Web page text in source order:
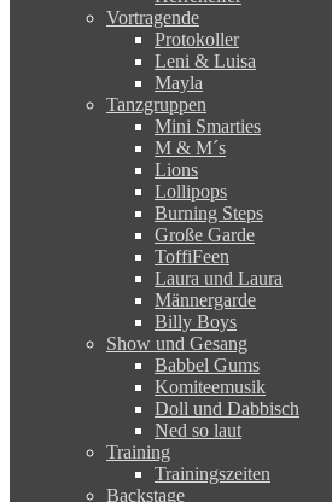
Vortragende
Protokoller
Leni & Luisa
Mayla
Tanzgruppen
Mini Smarties
M & M´s
Lions
Lollipops
Burning Steps
Große Garde
ToffiFeen
Laura und Laura
Männergarde
Billy Boys
Show und Gesang
Babbel Gums
Komiteemusik
Doll und Dabbisch
Ned so laut
Training
Trainingszeiten
Backstage